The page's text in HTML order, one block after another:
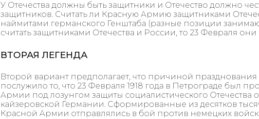
У Отечества должны быть защитники и Отечество должно
защитников. Считать ли Красную Армию защитниками
наймитами германского Генштаба (разные позиции
считать защитниками Отечества и России, то 23 Февраля
ВТОРАЯ ЛЕГЕНДА
Второй вариант предполагает, что причиной
послужило то, что 23 Февраля 1918 года в Петрограде был
Армии под лозунгом защиты социалистического Отечества
кайзеровской Германии. Сформированные из десятков
Красной Армии отправлялись в бой против немецких войск.